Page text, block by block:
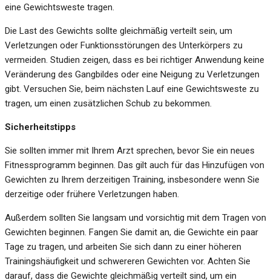
eine Gewichtsweste tragen.
Die Last des Gewichts sollte gleichmäßig verteilt sein, um
Verletzungen oder Funktionsstörungen des Unterkörpers zu
vermeiden. Studien zeigen, dass es bei richtiger Anwendung keine
Veränderung des Gangbildes oder eine Neigung zu Verletzungen
gibt. Versuchen Sie, beim nächsten Lauf eine Gewichtsweste zu
tragen, um einen zusätzlichen Schub zu bekommen.
Sicherheitstipps
Sie sollten immer mit Ihrem Arzt sprechen, bevor Sie ein neues
Fitnessprogramm beginnen. Das gilt auch für das Hinzufügen von
Gewichten zu Ihrem derzeitigen Training, insbesondere wenn Sie
derzeitige oder frühere Verletzungen haben.
Außerdem sollten Sie langsam und vorsichtig mit dem Tragen von
Gewichten beginnen. Fangen Sie damit an, die Gewichte ein paar
Tage zu tragen, und arbeiten Sie sich dann zu einer höheren
Trainingshäufigkeit und schwereren Gewichten vor. Achten Sie
darauf, dass die Gewichte gleichmäßig verteilt sind, um ein